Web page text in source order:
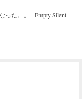
った。。 - Empty Silent